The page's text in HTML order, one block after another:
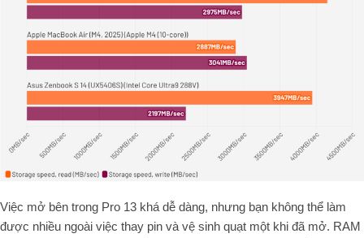
Việc mở bên trong Pro 13 khá dễ dàng, nhưng bạn không thể làm
được nhiều ngoài việc thay pin và vệ sinh quạt một khi đã mở. RAM